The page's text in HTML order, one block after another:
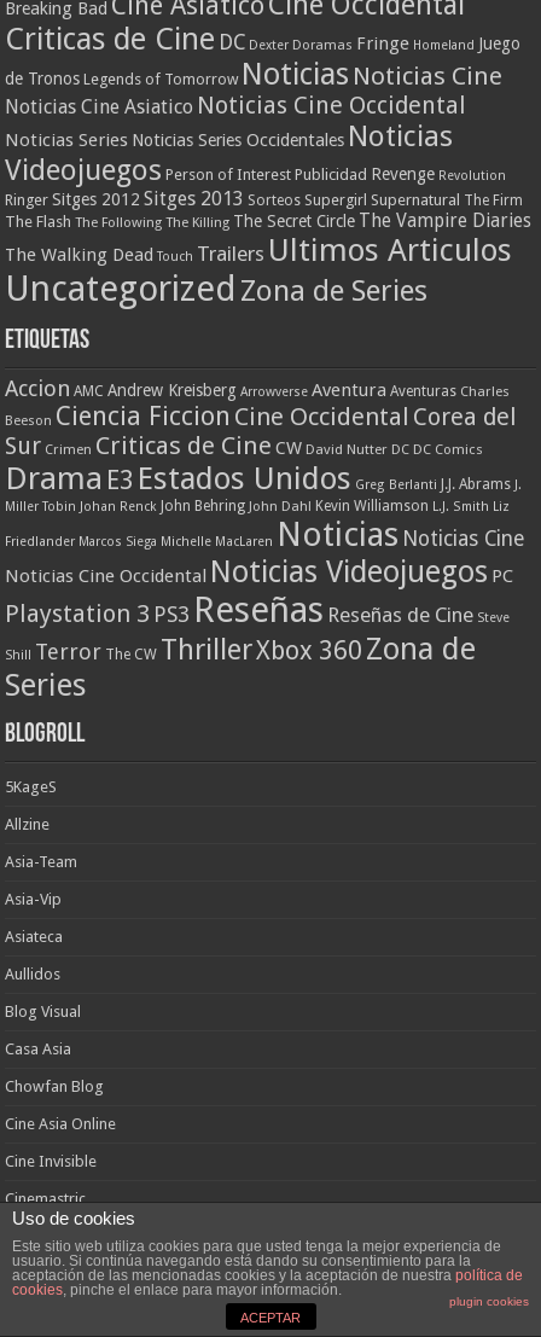
Breaking Bad
Criticas de Cine DC Dexter Doramas Fringe Homeland Juego
de Tronos Legends of Tomorrow Noticias Noticias Cine
Noticias Cine Asiatico Noticias Cine Occidental
Noticias Series Noticias Series Occidentales Noticias
Videojuegos Person of Interest Publicidad Revenge Revolution
Ringer Sitges 2012 Sitges 2013 Sorteos Supergirl Supernatural The Firm
The Flash The Following The Killing The Secret Circle The Vampire Diaries
The Walking Dead Touch Trailers Ultimos Articulos
Uncategorized Zona de Series
Etiquetas
Accion AMC Andrew Kreisberg Arrowverse Aventura Aventuras Charles
Beeson Ciencia Ficcion Cine Occidental Corea del
Sur Crimen Criticas de Cine CW David Nutter DC DC Comics
Drama E3 Estados Unidos Greg Berlanti J.J. Abrams J.
Miller Tobin
Johan Renck John Behring John Dahl Kevin Williamson L.J. Smith Liz
Friedlander Marcos Siega Michelle MacLaren Noticias Noticias Cine
Noticias Cine Occidental Noticias Videojuegos PC
Playstation 3 PS3 Reseñas Reseñas de Cine Steve
Shill Terror The CW ThrillerXbox 360 Zona de
Series
Blogroll
5KageS
Allzine
Asia-Team
Asia-Vip
Asiateca
Aullidos
Blog Visual
Casa Asia
Chowfan Blog
Cine Asia Online
Cine Invisible
Cinemastric
Dioses y Monstruos
El Malo del Final
Uso de cookies
Este sitio web utiliza cookies para que usted tenga la mejor experiencia de
usuario. Si continúa navegando está dando su consentimiento para la
aceptación de las mencionadas cookies y la aceptación de nuestra política de
cookies, pinche el enlace para mayor información.
plugin cookies
ACEPTAR